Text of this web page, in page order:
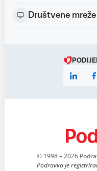
Društvene mreže
© 1998 – 2026
Podravka je